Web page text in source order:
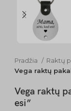
Pradžia Raktų
Vega raktų
Vega raktų
esi”